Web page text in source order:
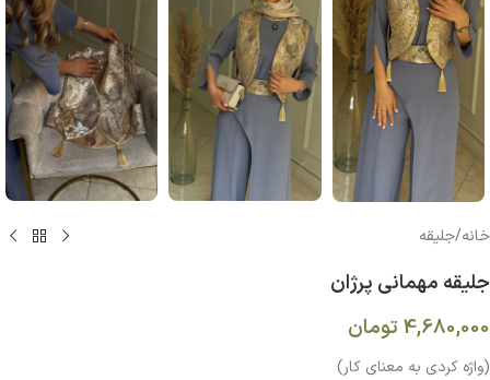
خانه/جلیقه
جلیقه مهمانی پرژان
4,680,000 تومان
(واژه کردی به معنای کار)